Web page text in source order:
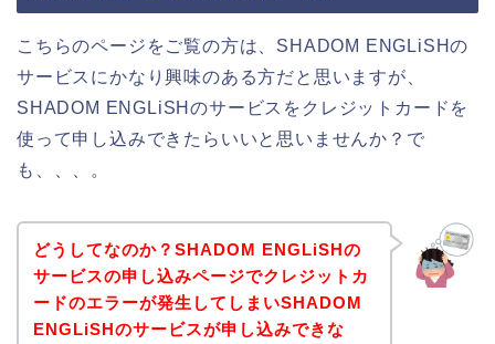
こちらのページをご覧の方は、SHADOM ENGLiSHの
サービスにかなり興味のある方だと思いますが、
SHADOM ENGLiSHのサービスをクレジットカードを
使って申し込みできたらいいと思いませんか？で
も、、、。
どうしてなのか？SHADOM ENGLiSHの
サービスの申し込みページでクレジットカ
ードのエラーが発生してしまいSHADOM
ENGLiSHのサービスが申し込みできな